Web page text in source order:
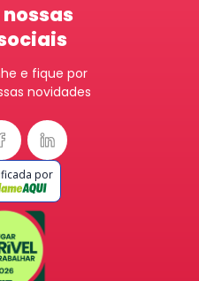
nossas
e fique por
novidades
por